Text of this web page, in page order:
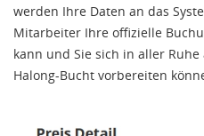
werden Ihre Daten an das
Mitarbeiter Ihre offizielle
kann und Sie sich in aller
Halong-Bucht vorbereiten